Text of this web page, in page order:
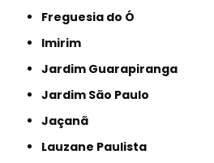
Freguesia do Ó
Imirim
Jardim Guarapiranga
Jardim São Paulo
Jaçanã
Lauzane Paulista